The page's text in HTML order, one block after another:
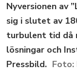
Nyversionen av
sig i slutet av
turbulent tid då
lösningar och
Pressbild.